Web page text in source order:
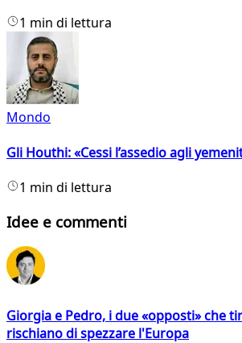
1 min di lettura
Mondo
Gli Houthi: «Cessi l’assedio agli
1 min di lettura
Idee e commenti
Giorgia e Pedro, i due «opposti» che
rischiano di spezzare l'Europa